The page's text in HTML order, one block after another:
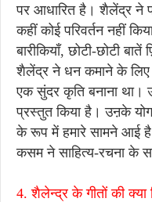
पर आधारित है। शैलेंद्र ने
कहीं कोई परिवर्तन नहीं
बारीकियाँ, छोटी-छोटी
शैलेंद्र ने धन कमाने के लिए
एक सुंदर कृति बनाना था।
प्रस्तुत किया है। उऩके
के रूप में हमारे सामने आई
कसम ने साहित्य-रचना के
4. शैलेन्द्र के गीतों की